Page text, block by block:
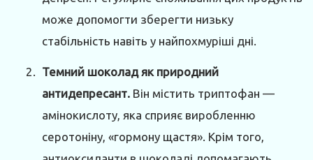
може допомогти зберегти низьку
стабільність навіть у найпохмуріші дні.
Темний шоколад як природний
антидепресант. Він містить триптофан —
амінокислоту, яка сприяє виробленню
серотоніну, «гормону щастя». Крім того,